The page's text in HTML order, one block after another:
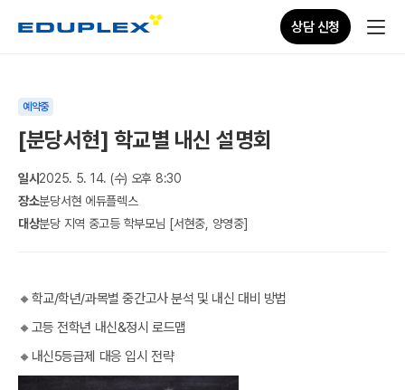
상담 신청
예약중
[분당서현] 학교별 내신 설명회
일시2025. 5. 14. (수) 오후 8:30
장소분당서현 에듀플렉스
대상분당 지역 중고등 학부모님 [서현중, 양영중]
🔸학교/학년/과목별 중간고사 분석 및 내신 대비 방법
🔸고등 전학년 내신&정시 로드맵
🔸내신5등급제 대응 입시 전략